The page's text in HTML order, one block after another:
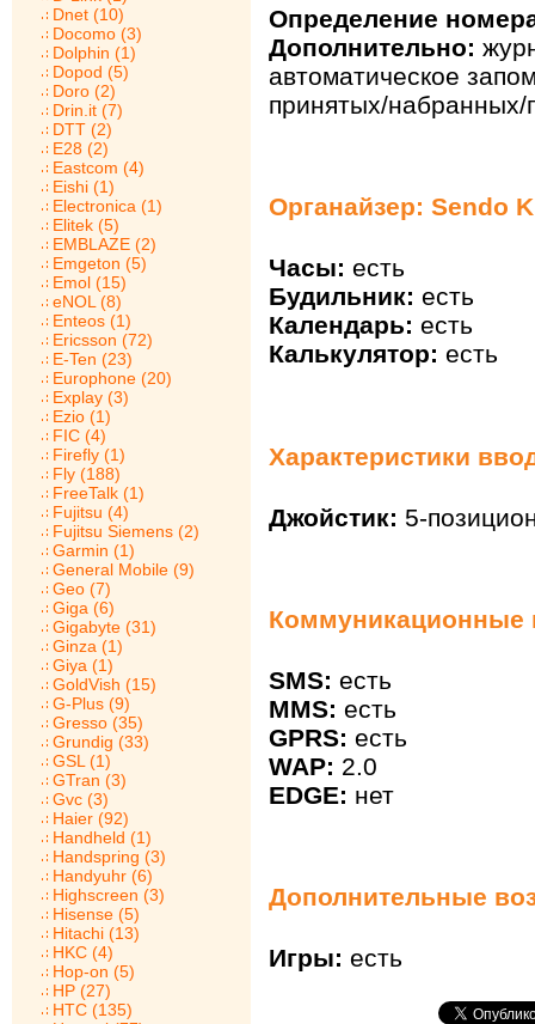
Dnet (10)
Docomo (3)
Dolphin (1)
Dopod (5)
Doro (2)
Drin.it (7)
DTT (2)
E28 (2)
Eastcom (4)
Eishi (1)
Electronica (1)
Elitek (5)
EMBLAZE (2)
Emgeton (5)
Emol (15)
eNOL (8)
Enteos (1)
Ericsson (72)
E-Ten (23)
Europhone (20)
Explay (3)
Ezio (1)
FIC (4)
Firefly (1)
Fly (188)
FreeTalk (1)
Fujitsu (4)
Fujitsu Siemens (2)
Garmin (1)
General Mobile (9)
Geo (7)
Giga (6)
Gigabyte (31)
Ginza (1)
Giya (1)
GoldVish (15)
G-Plus (9)
Gresso (35)
Grundig (33)
GSL (1)
GTran (3)
Gvc (3)
Haier (92)
Handheld (1)
Handspring (3)
Handyuhr (6)
Highscreen (3)
Hisense (5)
Hitachi (13)
HKC (4)
Hop-on (5)
HP (27)
HTC (135)
Определение
Дополнительно:
автоматическое
принятых/
Органайзер: Sendo
Часы: есть
Будильник: есть
Календарь: есть
Калькулятор: есть
Характеристики
Джойстик: 5-
Коммуникационные
SMS: есть
MMS: есть
GPRS: есть
WAP: 2.0
EDGE: нет
Дополнительные
Игры: есть